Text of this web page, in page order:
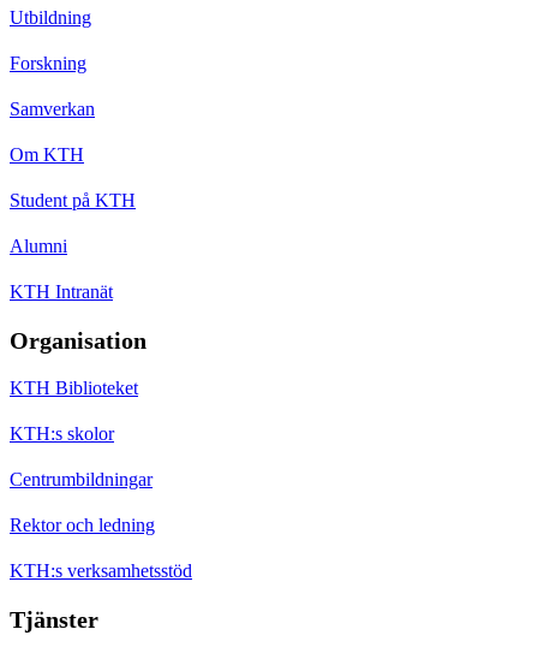
Utbildning
Forskning
Samverkan
Om KTH
Student på KTH
Alumni
KTH Intranät
Organisation
KTH Biblioteket
KTH:s skolor
Centrumbildningar
Rektor och ledning
KTH:s verksamhetsstöd
Tjänster